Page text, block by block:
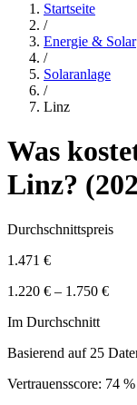
Startseite
/
Energie & Solar
/
Solaranlage
/
Linz
Was
Linz? (
Durchschnittspreis
1.471 €
1.220 € – 1.750 €
Im Durchschnitt
Basierend auf 25
Vertrauensscore: 74 %